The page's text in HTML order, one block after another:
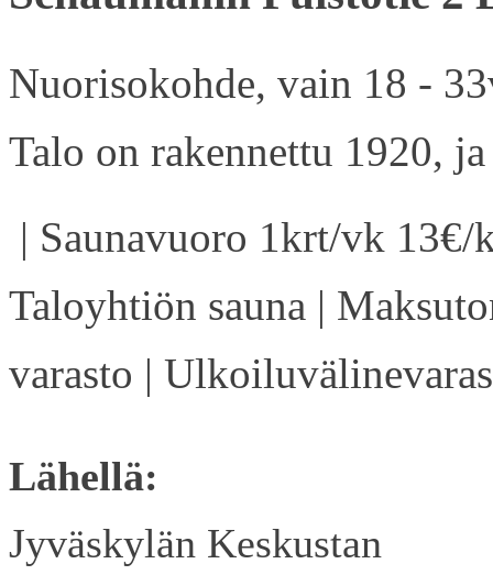
Nuorisokohde, vain 18 -
Talo on rakennettu 1920,
| Saunavuoro 1krt/vk
Taloyhtiön sauna |
varasto |
Lähellä:
Jyväskylän Keskustan